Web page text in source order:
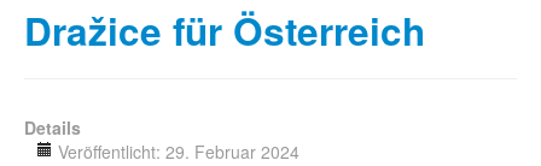
Dražice für Österreich
Details
Veröffentlicht: 29. Februar 2024